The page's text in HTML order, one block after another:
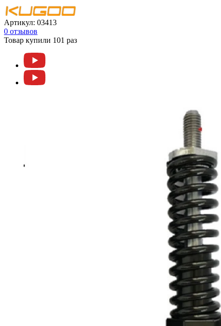
Артикул: 03413
0 отзывов
Товар купили 101 раз